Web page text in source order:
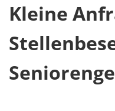
Kleine